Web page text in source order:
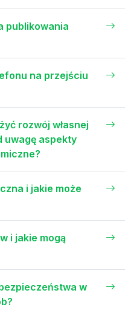
publikowania
na przejściu
rozwój własnej
uwagę aspekty
i jakie może
i jakie mogą
w